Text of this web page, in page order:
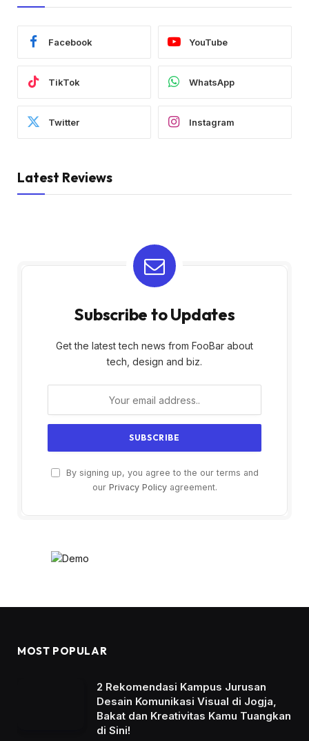
Facebook YouTube
TikTok WhatsApp
Twitter Instagram
Latest Reviews
Subscribe to Updates
Get the latest tech news from FooBar about
tech, design and biz.
By signing up, you agree to the our terms and
our Privacy Policyagreement.
MOST POPULAR
2 Rekomendasi Kampus Jurusan
Desain Komunikasi Visual di Jogja,
Bakat dan Kreativitas Kamu Tuangkan
di Sini!